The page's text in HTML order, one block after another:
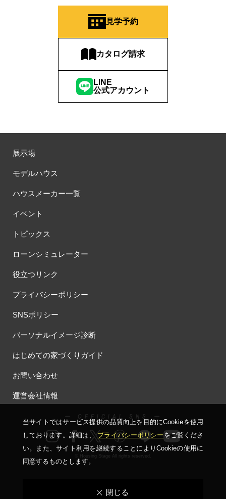
見学予約
カタログ請求
LINE
公式アカウント
展示場
モデルハウス
ハウスメーカー一覧
イベント
トピックス
ローンシミュレーター
役立つリンク
プライバシーポリシー
SNSポリシー
パーソナルイメージ診断
はじめての家づくりガイド
お問い合わせ
運営会社情報
ー OFFICIAL SNS ー
© Housing Stage All rights reserved.
当サイトではサービス提供の品質向上を⽬的にCookieを使⽤
しております。詳細は、プライバシーポリシーをご覧くださ
い。
また、サイト利⽤を継続することによりCookieの使⽤に
同意するものとします。
閉じる